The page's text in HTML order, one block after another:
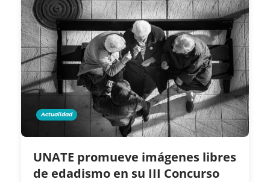
Actualidad
UNATE promueve imágenes libres
de edadismo en su III Concurso